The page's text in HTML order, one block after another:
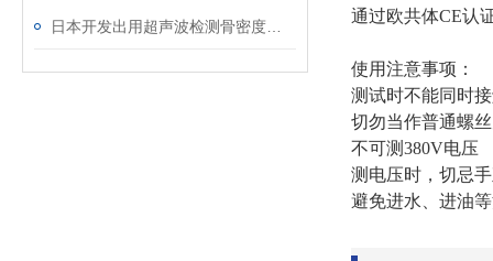
通过欧共体CE认
使用注意事项：
测试时不能同时
切勿当作普通螺
不可测380V电压
测电压时，切忌
避免进水、进油